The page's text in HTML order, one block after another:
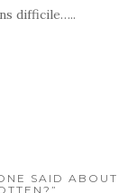
difficile…..
SAID ABOUT